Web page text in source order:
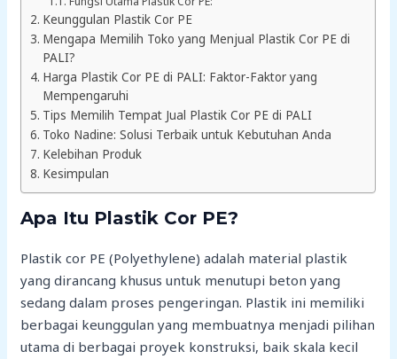
Keunggulan Plastik Cor PE
Mengapa Memilih Toko yang Menjual Plastik Cor PE di
PALI?
Harga Plastik Cor PE di PALI: Faktor-Faktor yang
Mempengaruhi
Tips Memilih Tempat Jual Plastik Cor PE di PALI
Toko Nadine: Solusi Terbaik untuk Kebutuhan Anda
Kelebihan Produk
Kesimpulan
Apa Itu Plastik Cor PE?
Plastik cor PE (Polyethylene) adalah material plastik
yang dirancang khusus untuk menutupi beton yang
sedang dalam proses pengeringan. Plastik ini memiliki
berbagai keunggulan yang membuatnya menjadi pilihan
utama di berbagai proyek konstruksi, baik skala kecil